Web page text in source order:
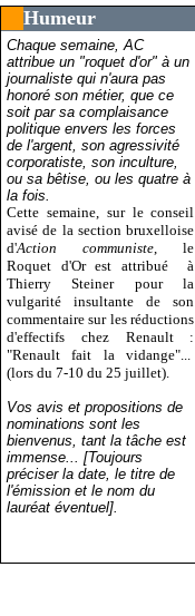
Humeur
Chaque semaine, AC
attribue un "roquet d'or" à un
journaliste qui n'aura pas
honoré son métier, que ce
soit par sa complaisance
politique envers les forces
de l'argent, son agressivité
corporatiste, son inculture,
ou sa bêtise, ou les quatre à
la fois.
Cette semaine, sur le conseil
avisé de la section bruxelloise
d'Action communiste , le
Roquet d'Or est attribué
à
Thierry Steiner pour la
vulgarité insultante de son
commentaire sur les réductions
d'effectifs chez Renault :
"Renault fait la vidange"...
(lors du 7-10 du 25 juillet).
Vos avis et propositions de
nominations sont les
bienvenus, tant la tâche est
immense... [Toujours
préciser la date, le titre de
l'émission et le nom du
lauréat éventuel].